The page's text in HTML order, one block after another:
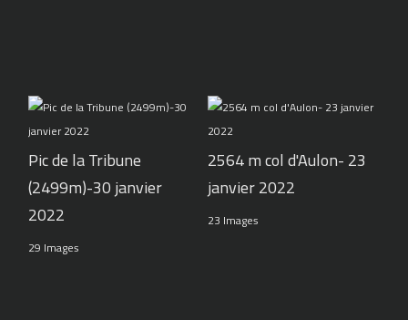
Pic de la Tribune
(2499m)-30 janvier
2022
29 Images
2564 m col d'Aulon- 23
janvier 2022
23 Images